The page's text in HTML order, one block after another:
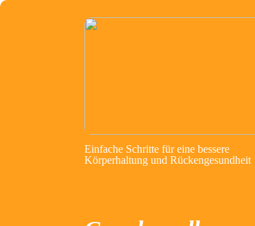
Einfache Schritte für eine bessere
Körperhaltung und Rückengesundheit